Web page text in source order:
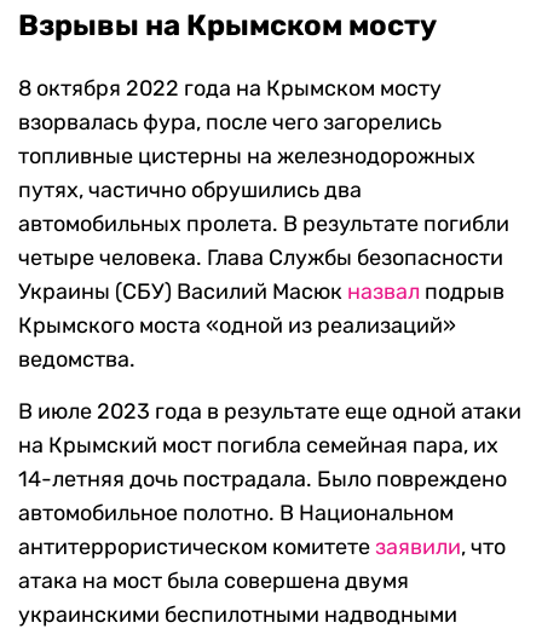
Взрывы на Крымском мосту
8 октября 2022 года на Крымском мосту
взорвалась фура, после чего загорелись
топливные цистерны на железнодорожных
путях, частично обрушились два
автомобильных пролета. В результате погибли
четыре человека. Глава Службы безопасности
Украины (СБУ) Василий Масюк назвал подрыв
Крымского моста «одной из реализаций»
ведомства.
В июле 2023 года в результате еще одной атаки
на Крымский мост погибла семейная пара, их
14-летняя дочь пострадала. Было повреждено
автомобильное полотно. В Национальном
антитеррористическом комитетезаявили, что
атака на мост была совершена двумя
украинскими беспилотными надводными